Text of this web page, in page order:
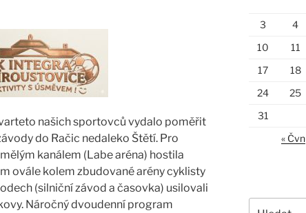
našich sportovců vydalo poměřit
do Račic nedaleko Štětí. Pro
kanálem (Labe aréna) hostila
ovále kolem zbudované arény cyklisty
(silniční závod a časovka) usilovali
Náročný dvoudenní program
3
4
10
11
17
18
24
25
31
« Čvn